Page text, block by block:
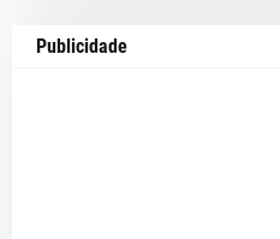
Publicidade